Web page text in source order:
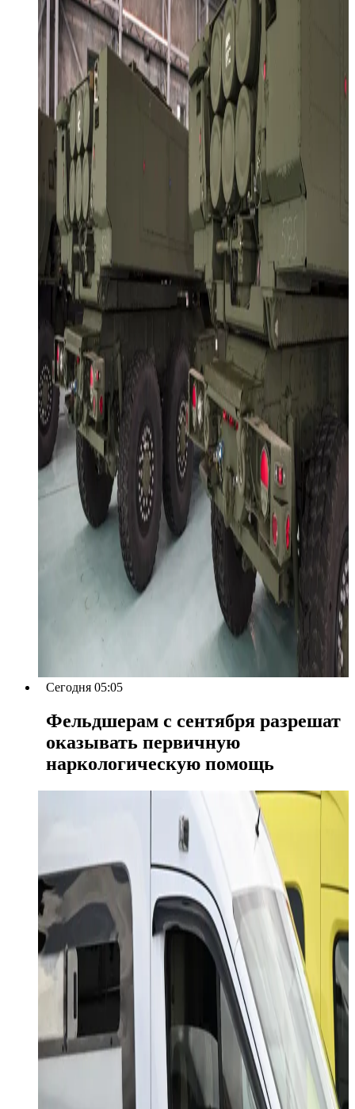
Сегодня 05:05
Фельдшерам с сентября разрешат
оказывать первичную
наркологическую помощь